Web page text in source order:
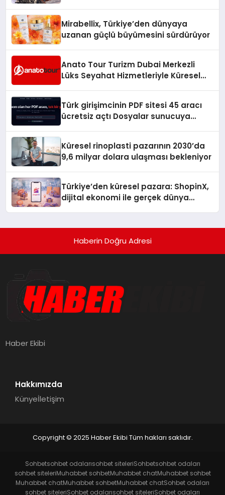
Mirabellix, Türkiye’den dünyaya
uzanan güçlü büyümesini sürdürüyor
Anato Tour Turizm Dubai Merkezli
Lüks Seyahat Hizmetleriyle Küresel
Türk girişimcinin PDF sitesi 45 aracı
ücretsiz açtı Dosyalar sunucuya
Küresel rinoplasti pazarının 2030’da
9,6 milyar dolara ulaşması bekleniyor
Türkiye’den küresel pazara: ShopinX,
dijital ekonomi ile gerçek dünya
Haberin Doğru Adresi
Haber Ekibi
Hakkımızda
Künyeİletişim
Copyright © 2025 Haber Ekibi Tüm hakları saklıdır.
Sohbetsohbet odalarısohbet siteleriSohbetsohbet odaları
sohbet siteleriMuhabbet sohbetMuhabbet chatMuhabbet sohbet
Muhabbet chatMuhabbet sohbetMuhabbet chatSohbet odaları
sohbet siteleriSohbet odalarısohbet siteleriSohbet odaları